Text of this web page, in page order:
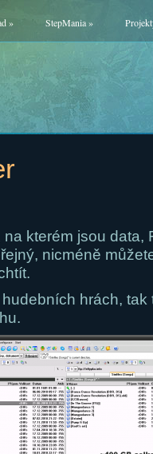
» StepMania»
kterém jsou data,
nicméně
hrách, tak